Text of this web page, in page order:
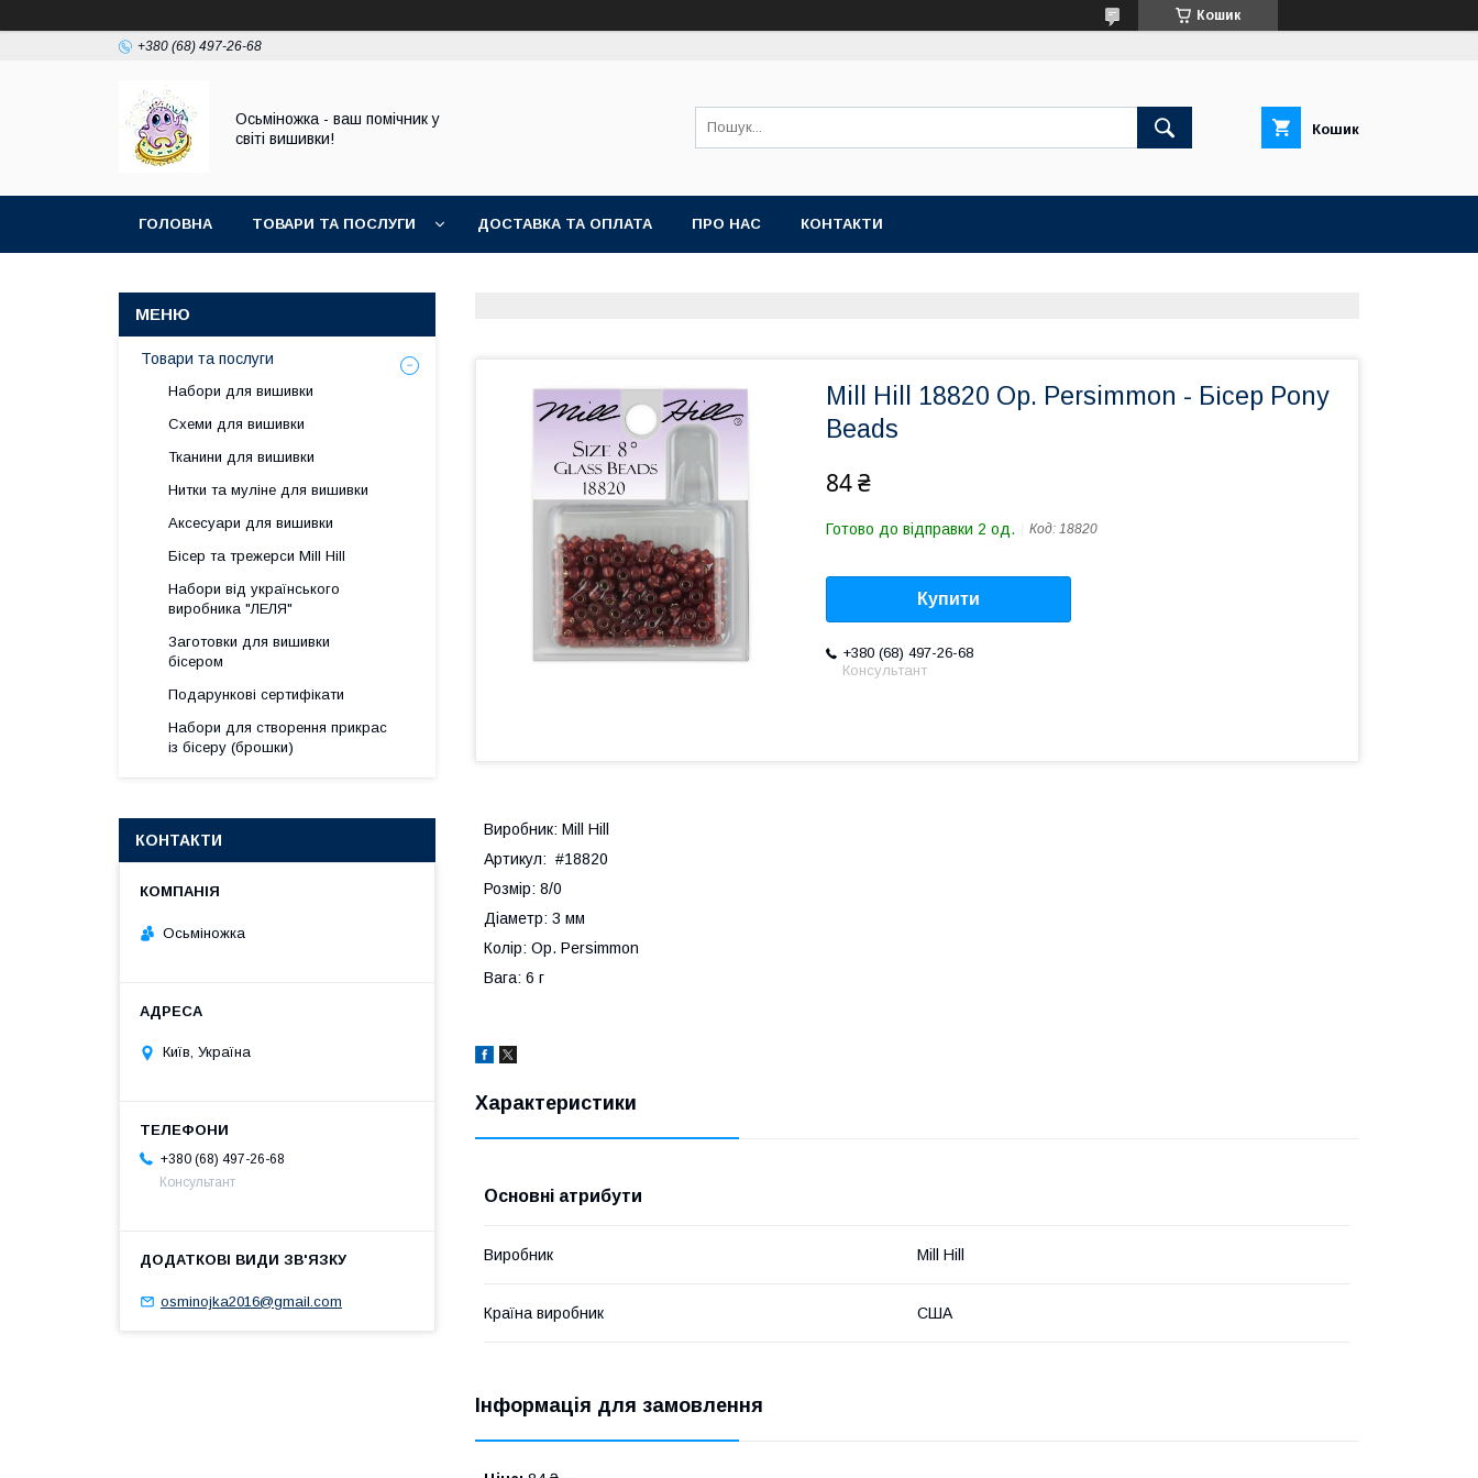
Кошик
+380 (68) 497-26-68
Осьміножка - ваш помічник у
світі вишивки!
Кошик
ГОЛОВНА ТОВАРИ ТА ПОСЛУГИ ДОСТАВКА ТА ОПЛАТА ПРО НАС КОНТАКТИ
Mill Hill 18820 Op. Persimmon - Бісер Pony
Beads
84 ₴
Готово до відправки 2 од. Код: 18820
Купити
+380 (68) 497-26-68
Консультант
Виробник: Mill Hill
Aртикул: #18820
Розмір: 8/0
Діаметр: 3 мм
Колір: Op. Persimmon
Bага: 6 г
Характеристики
Основні атрибути
Виробник Mill Hill
Країна виробник США
Інформація для замовлення
Товари та послуги
Набори для вишивки
Схеми для вишивки
Тканини для вишивки
Нитки та муліне для вишивки
Аксесуари для вишивки
Бісер та трежерси Mill Hill
Набори від українського
виробника "ЛЕЛЯ"
Заготовки для вишивки
бісером
Подарункові сертифікати
Набори для створення прикрас
із бісеру (брошки)
КОНТАКТИ
Осьміножка
Київ, Україна
+380 (68) 497-26-68
Консультант
osminojka2016@gmail.com